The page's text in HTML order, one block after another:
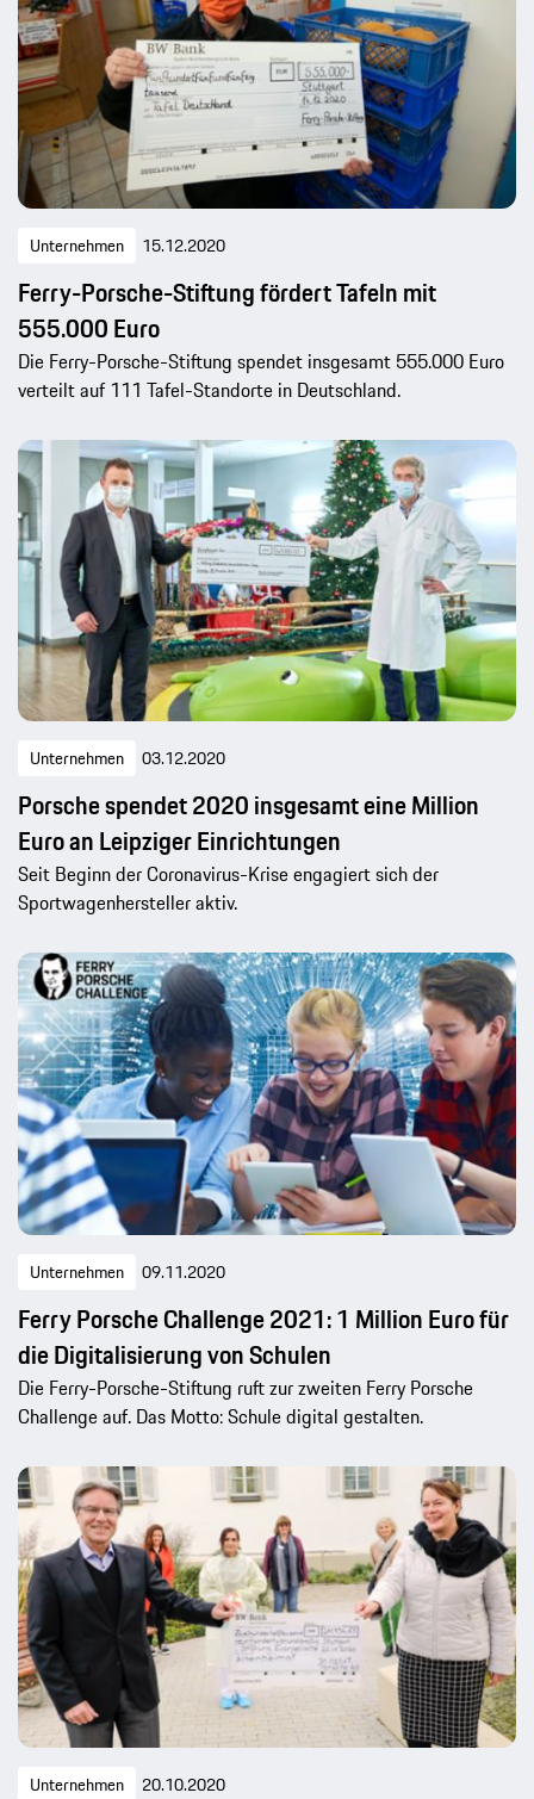
Unternehmen 15.12.2020
Ferry-Porsche-Stiftung fördert Tafeln mit
555.000 Euro
Die Ferry-Porsche-Stiftung spendet insgesamt 555.000 Euro
verteilt auf 111 Tafel-Standorte in Deutschland.
Unternehmen 03.12.2020
Porsche spendet 2020 insgesamt eine Million
Euro an Leipziger Einrichtungen
Seit Beginn der Coronavirus-Krise engagiert sich der
Sportwagenhersteller aktiv.
Unternehmen 09.11.2020
Ferry Porsche Challenge 2021: 1 Million Euro für
die Digitalisierung von Schulen
Die Ferry-Porsche-Stiftung ruft zur zweiten Ferry Porsche
Challenge auf. Das Motto: Schule digital gestalten.
Unternehmen 20.10.2020